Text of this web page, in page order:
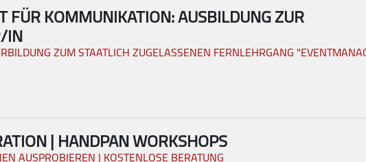
FÜR KOMMUNIKATION: AUSBILDUNG ZUR
IN
ZUM STAATLICH ZUGELASSENEN FERNLEHRGANG
| HANDPAN WORKSHOPS
AUSPROBIEREN | KOSTENLOSE BERATUNG